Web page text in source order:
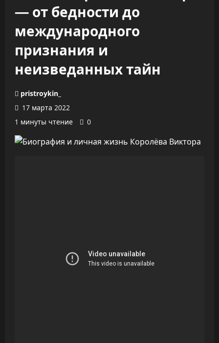
— от бедности до
международного
признания и
неизведанных тайн
pristroykin_
17 марта 2022
1 минуты чтение
0